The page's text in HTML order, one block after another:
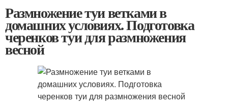
Размножение туи ветками в
домашних условиях. Подготовка
черенков туи для размножения
весной